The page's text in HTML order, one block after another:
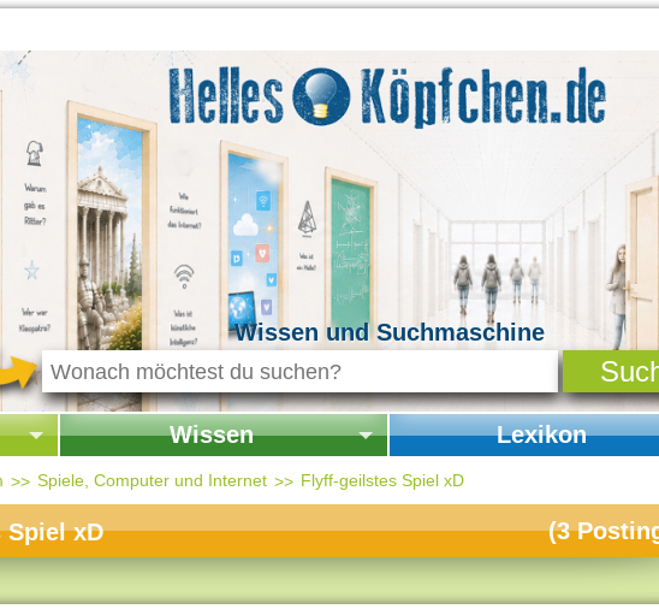
Wissen und Suchmaschine
Wissen
Startseite Wissen
Geschichte & Kultur
Kolumne
Mensch & Natur
Lexikon
Startseite Lexikon
Spiele, Computer und Internet Flyff-geilstes Spiel xD
Spiel xD (3